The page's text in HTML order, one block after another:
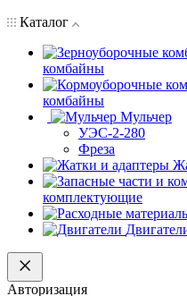
Каталог
комбайны
комбайны
Мульчер
УЭС-2-280
Фреза
комплектующие
Авторизация